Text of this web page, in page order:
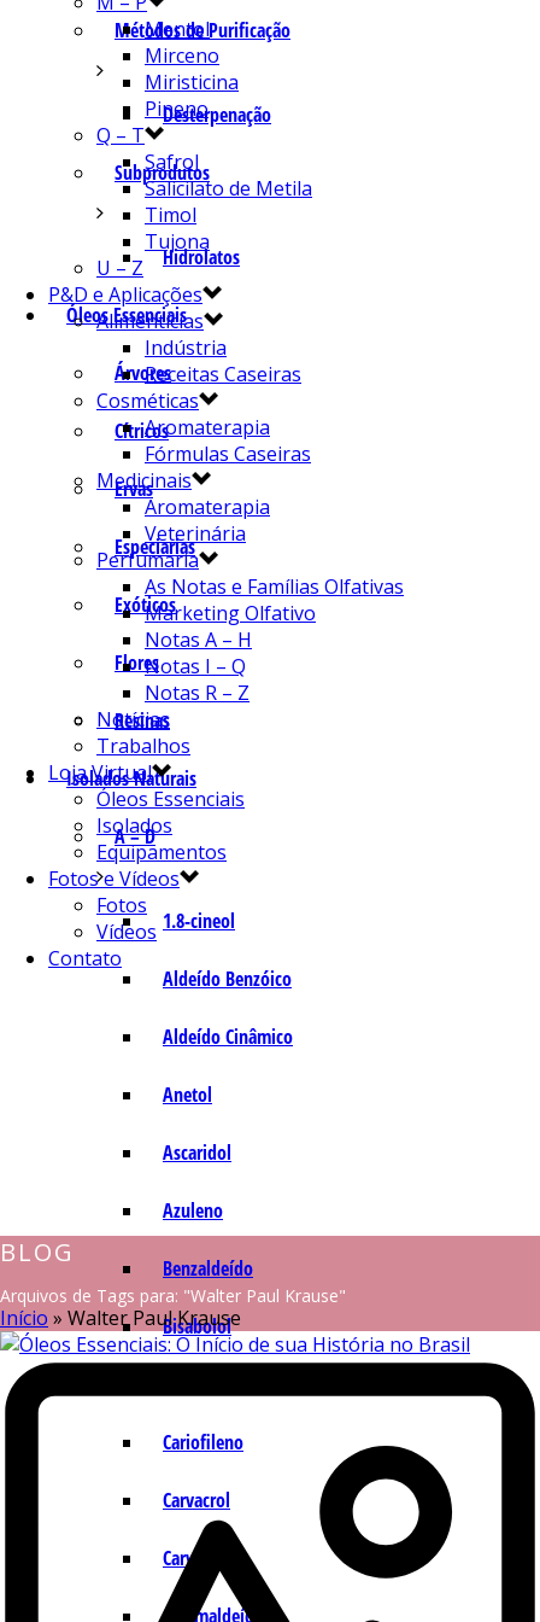
Métodos de Purificação
Desterpenação
Subprodutos
Hidrolatos
Óleos Essenciais
Árvores
Cítricos
Ervas
Especiarias
Exóticos
Flores
Resinas
Isolados Naturais
A – D
1.8-cineol
Aldeído Benzóico
Aldeído Cinâmico
Anetol
Ascaridol
Azuleno
Benzaldeído
Bisabolol
Cariofileno
Carvacrol
Carvona
Cinamaldeído
Mentol
Mirceno
Miristicina
Pineno
Q – T
Safrol
Salicilato de Metila
Timol
Tujona
U – Z
P&D e Aplicações
Alimentícias
Indústria
Receitas Caseiras
Cosméticas
Aromaterapia
Fórmulas Caseiras
Medicinais
Aromaterapia
Veterinária
Perfumaria
As Notas e Famílias Olfativas
Marketing Olfativo
Notas A – H
Notas I – Q
Notas R – Z
Notícias
Trabalhos
Loja Virtual
Óleos Essenciais
Isolados
Equipamentos
Fotos e Vídeos
Fotos
Vídeos
Contato
BLOG
Arquivos de Tags para: "Walter Paul Krause"
Início » Walter Paul Krause